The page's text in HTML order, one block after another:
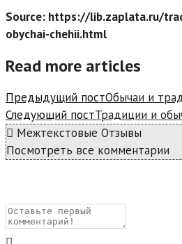
Source: https://lib.zaplata.ru/
obychai-chehii.html
Read more articles
Предыдущий постОбычаи и
Следующий постТрадиции и
Межтекстовые Отзывы
Посмотреть все комментарии